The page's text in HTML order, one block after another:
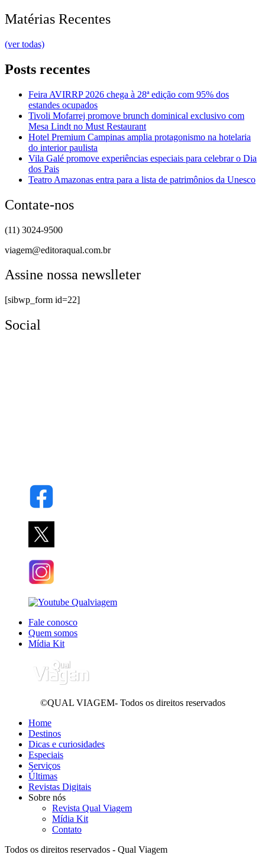
Matérias Recentes
(ver todas)
Posts recentes
Feira AVIRRP 2026 chega à 28ª edição com 95% dos
estandes ocupados
Tivoli Mofarrej promove brunch dominical exclusivo com
Mesa Lindt no Must Restaurant
Hotel Premium Campinas amplia protagonismo na hotelaria
do interior paulista
Vila Galé promove experiências especiais para celebrar o Dia
dos Pais
Teatro Amazonas entra para a lista de patrimônios da Unesco
Contate-nos
(11) 3024-9500
viagem@editoraqual.com.br
Assine nossa newslleter
[sibwp_form id=22]
Social
Fale conosco
Quem somos
Mídia Kit
©QUAL VIAGEM- Todos os direitos reservados
Home
Destinos
Dicas e curiosidades
Especiais
Serviços
Últimas
Revistas Digitais
Sobre nós
Revista Qual Viagem
Mídia Kit
Contato
Todos os direitos reservados - Qual Viagem